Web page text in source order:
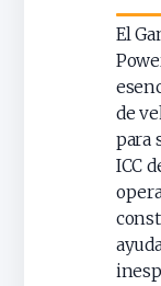
El
de
para
ICC